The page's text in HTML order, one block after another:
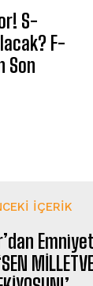
S-
F-
Son
İÇERIK